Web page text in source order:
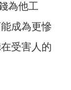
為他工
成為更慘
受害人的